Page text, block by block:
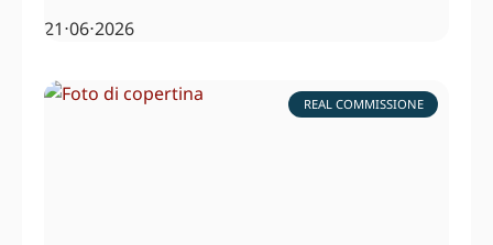
21⋅06⋅2026
REAL COMMISSIONE